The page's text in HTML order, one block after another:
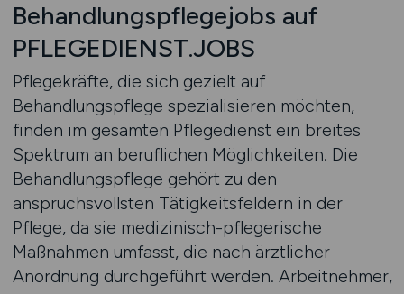
Behandlungspflegejobs auf
PFLEGEDIENST.JOBS
Pflegekräfte, die sich gezielt auf
Behandlungspflege spezialisieren möchten,
finden im gesamten Pflegedienst ein breites
Spektrum an beruflichen Möglichkeiten. Die
Behandlungspflege gehört zu den
anspruchsvollsten Tätigkeitsfeldern in der
Pflege, da sie medizinisch-pflegerische
Maßnahmen umfasst, die nach ärztlicher
Anordnung durchgeführt werden. Arbeitnehmer,